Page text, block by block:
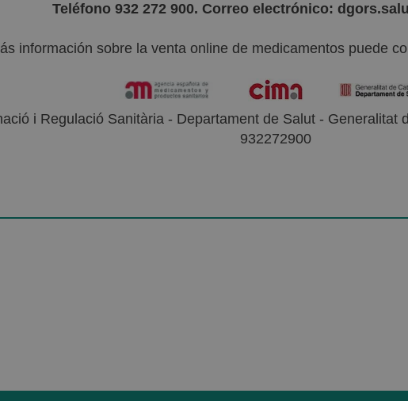
Teléfono 932 272 900. Correo electrónico:
información sobre la venta online de medicamentos puede
i Regulació Sanitària - Departament de Salut - Generalitat
932272900